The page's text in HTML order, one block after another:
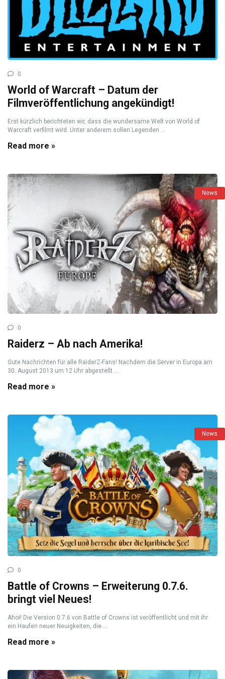
0
World of Warcraft – Datum der
Filmveröffentlichung angekündigt!
Erst kürzlich berichteten wir, dass die wundersame Welt von World of
Warcraft verfilmt wird. Unter anderem sollen Legenden ...
Read more »
News
0
Raiderz – Ab nach Amerika!
Gute Nachrichten für alle RaiderZ-Fans! Nachdem die Server in Europa am
30. August 2013 um 12 Uhr abgestellt ...
Read more »
News
0
Battle of Crowns – Erweiterung 0.7.6.
bringt viel Neues!
Ahoi! Die Version 0.7.6 von Battle of Crowns ist veröffentlicht und mit ihr
ein Haufen neuer Neuigkeiten, die ...
Read more »